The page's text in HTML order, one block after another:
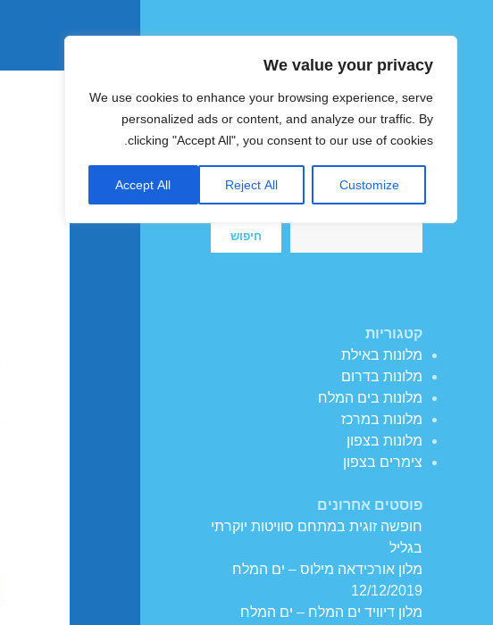
We value your privacy
We use cookies to enhance your browsing experience, serve
personalized ads or content, and analyze our traffic. By
clicking "Accept All", you consent to our use of cookies.
Customize
Reject All
Accept All
צימרים ומלונות זולים בישראל
חיפוש
חיפוש
קטגוריות
מלונות באילת
מלונות בדרום
מלונות בים המלח
מלונות במרכז
מלונות בצפון
צימרים בצפון
פוסטים אחרונים
חופשה זוגית במתחם סוויטות יוקרתי
בגליל
מלון אורכידאה מילוס – ים המלח
12/12/2019
מלון דיוויד ים המלח – ים המלח